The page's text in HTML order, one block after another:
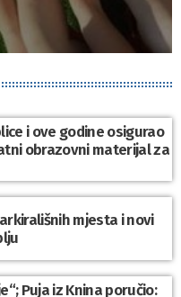
i ove godine osigurao
obrazovni materijal za
mjesta i novi
Puja iz Knina poručio: